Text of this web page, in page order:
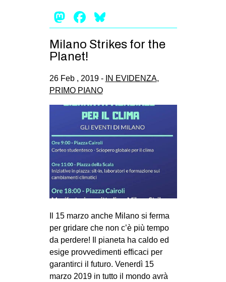
PRECARIATO
REPRESSIONE
CULTURE
CINEMA
MANIFESTI
MUSICA
RECENSIONI
AMERICHE
ESTREMO ORIENTE
EUROPA
Mastodon
Facebook
Milano Strikes for the
Planet!
26 Feb , 2019 - IN EVIDENZA,
PRIMO PIANO
Il 15 marzo anche Milano si ferma
per gridare che non c’è più tempo
da perdere! Il pianeta ha caldo ed
esige provvedimenti efficaci per
garantirci il futuro. Venerdì 15
marzo 2019 in tutto il mondo avrà